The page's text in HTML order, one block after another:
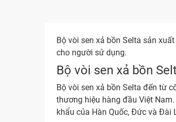
Bộ vòi sen xả bồn Selta sản
cho người sử dụng.
Bộ vòi sen xả bồn
Bộ vòi sen xả bồn Selta đến từ
thương hiệu hàng đầu Việt
khẩu của Hàn Quốc, Đức và